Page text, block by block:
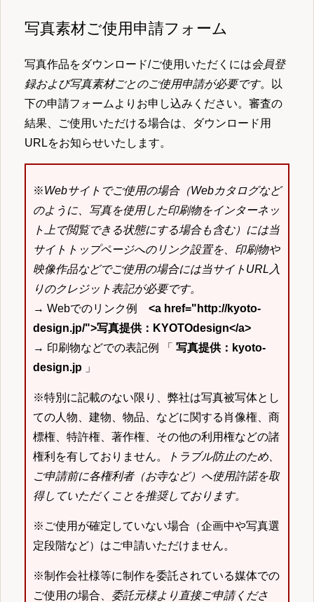
写真素材ご使用申請フォーム
写真作品をダウンロード/ご使用いただくには会員登
録および写真素材ごとのご使用申請が必要です。以
下の申請フォームよりお申し込みください。審査の
結果、ご使用いただける場合は、ダウンロード用
URLをお知らせいたします。
※Webサイトでご使用の場合（Webカタログなど
のように、写真を使用した印刷物をインターネッ
ト上で閲覧できる状態にする場合も含む）には当
サイトトップページへのリンク設置を、印刷物や
映像作品などでご使用の場合には当サイトURL入
りのクレジット表記が必要です。
→ Webでのリンク例 <a href="http://kyoto-
design.jp/">写真提供：KYOTOdesign</a>
→ 印刷物などでの表記例 「 写真提供：kyoto-
design.jp 」
※特別に記載のない限り、弊社は写真被写体とし
ての人物、建物、物品、などに関する肖像権、商
標権、特許権、著作権、その他の利用権などの諸
権利を有しておりません。
トラブル防止のため、
ご申請前に各権利者（お寺など）へ使用許諾を取
得していただくことを推奨しております。
※ご使用が確定していない場合（企画中や写真選
定段階など）はご申請いただけません。
※制作会社様等に制作を委託されている媒体での
ご使用の場合、 委託元様より直接ご申請くださ